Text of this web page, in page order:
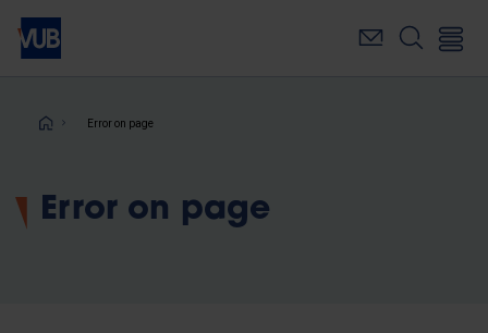
Skip
main
Breadcrumb
Error on page
Error on page